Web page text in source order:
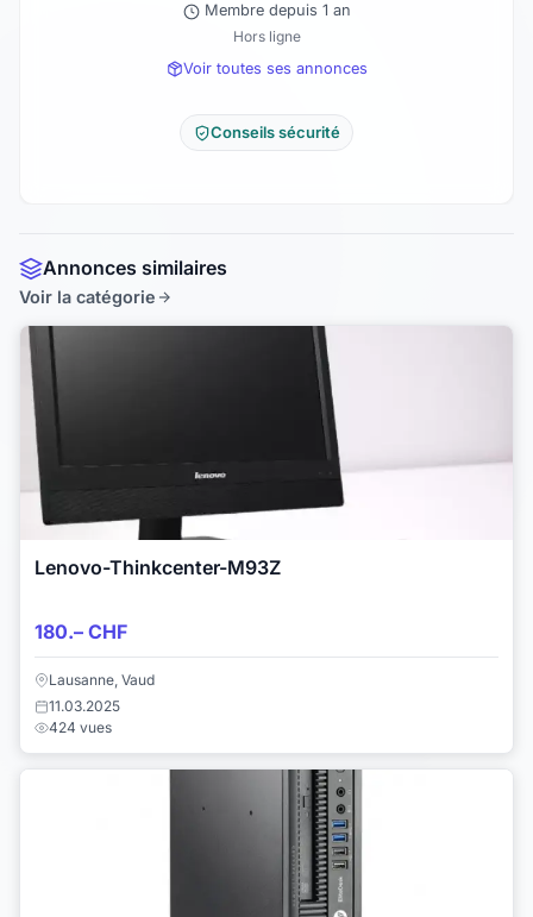
Membre depuis 1 an
Hors ligne
Voir toutes ses annonces
Conseils sécurité
Annonces similaires
Voir la catégorie
Lenovo-Thinkcenter-M93Z
180.– CHF
Lausanne, Vaud
11.03.2025
424 vues